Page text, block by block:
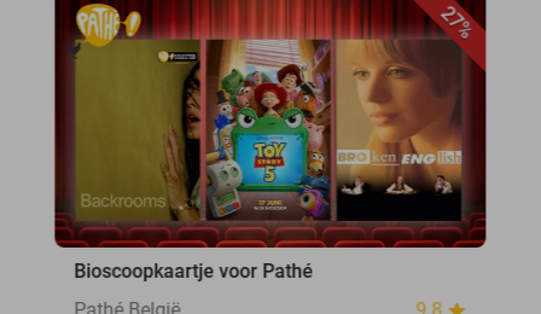
27%
Bioscoopkaartje voor Pathé